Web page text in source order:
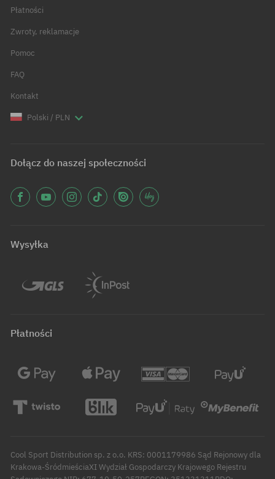
Płatności
Zwroty, reklamacje
Pomoc
FAQ
Kontakt
Polski / PLN
Dołącz do naszej społeczności
Wysyłka
Płatności
Cool Sport Distribution sp. z o.o. KRS: 0001179986 Sąd Rejonowy dla
Krakowa-ŚródmieściaXI Wydział Gospodarczy Krajowego Rejestru